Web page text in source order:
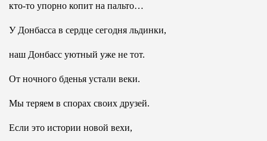
кто-то упорно копит на пальто…
У Донбасса в сердце сегодня льдинки,
наш Донбасс уютный уже не тот.
От ночного бденья устали веки.
Мы теряем в спорах своих друзей.
Если это истории новой вехи,